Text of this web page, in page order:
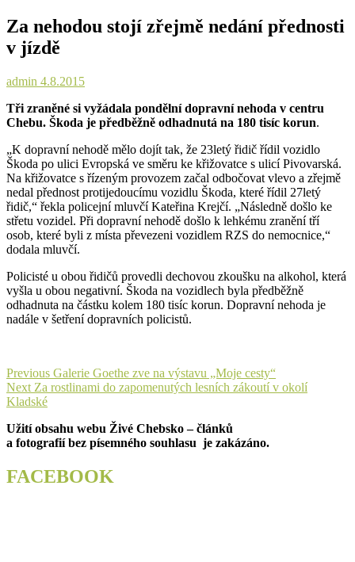
Za nehodou stojí zřejmě nedání přednosti
v jízdě
admin 4.8.2015
Tři zraněné si vyžádala pondělní dopravní nehoda v centru
Chebu. Škoda je předběžně odhadnutá na 180 tisíc korun.
„K dopravní nehodě mělo dojít tak, že 23letý řidič řídil vozidlo
Škoda po ulici Evropská ve směru ke křižovatce s ulicí Pivovarská.
Na křižovatce s řízeným provozem začal odbočovat vlevo a zřejmě
nedal přednost protijedoucímu vozidlu Škoda, které řídil 27letý
řidič,“ řekla policejní mluvčí Kateřina Krejčí. „Následně došlo ke
střetu vozidel. Při dopravní nehodě došlo k lehkému zranění tří
osob, které byli z místa převezeni vozidlem RZS do nemocnice,“
dodala mluvčí.
Policisté u obou řidičů provedli dechovou zkoušku na alkohol, která
vyšla u obou negativní. Škoda na vozidlech byla předběžně
odhadnuta na částku kolem 180 tisíc korun. Dopravní nehoda je
nadále v šetření dopravních policistů.
Navigace
pro
příspěvek
Previous Previous
post:
Galerie Goethe zve na výstavu „Moje cesty“
Next Next
post:
Za rostlinami do zapomenutých lesních zákoutí v okolí
Kladské
Užití obsahu webu Živé Chebsko – článků
a fotografií bez písemného souhlasu je zakázáno.
FACEBOOK